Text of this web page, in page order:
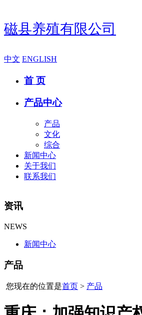
磁县养殖有限公司
中文 ENGLISH
首 页
产品中心
产品
文化
综合
新闻中心
关于我们
联系我们
资讯
NEWS
新闻中心
产品
您现在的位置是首页 > 产品